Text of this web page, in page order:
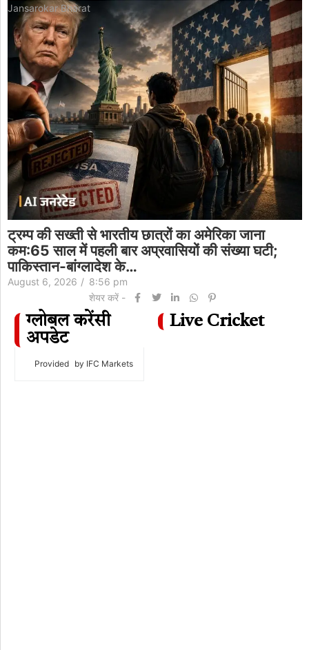
Jansarokar Bharat
ट्रम्प की सख्ती से भारतीय छात्रों का अमेरिका जाना
कम:65 साल में पहली बार अप्रवासियों की संख्या घटी;
पाकिस्तान-बांग्लादेश के…
August 6, 2026 / 8:56 pm
शेयर करें -
ग्लोबल करेंसी
अपडेट
Provided by IFC Markets
Live Cricket